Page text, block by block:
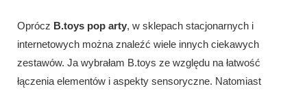
Oprócz B.toys pop arty, w sklepach stacjonarnych i
internetowych można znaleźć wiele innych ciekawych
zestawów. Ja wybrałam B.toys ze względu na łatwość
łączenia elementów i aspekty sensoryczne. Natomiast